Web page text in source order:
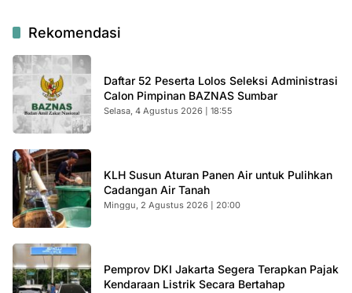
Rekomendasi
Daftar 52 Peserta Lolos Seleksi Administrasi
Calon Pimpinan BAZNAS Sumbar
Selasa, 4 Agustus 2026 | 18:55
KLH Susun Aturan Panen Air untuk Pulihkan
Cadangan Air Tanah
Minggu, 2 Agustus 2026 | 20:00
Pemprov DKI Jakarta Segera Terapkan Pajak
Kendaraan Listrik Secara Bertahap